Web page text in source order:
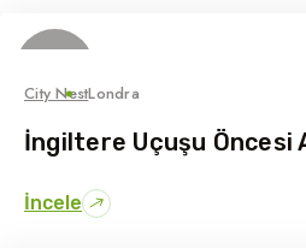
City NestLondra
İngiltere Uçuşu Öncesi
İncele